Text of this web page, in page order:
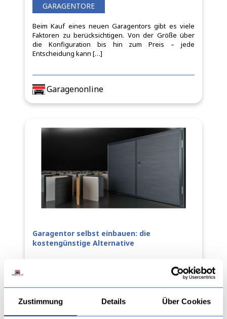
Zustimmung Details Über Cookies
GARAGENTORE
Beim Kauf eines neuen Garagentors gibt es viele
Faktoren zu berücksichtigen. Von der Größe über
die Konfiguration bis hin zum Preis – jede
Entscheidung kann […]
Garagenonline
Garagentor selbst einbauen: die
kostengünstige Alternative
Ein Garagentor ist ein wichtiger Bestandteil einer
Garage und bietet Schutz vor Wetter, Diebstahl und
Schmutz. Es gibt viele Möglichkeiten, ein Garagentor